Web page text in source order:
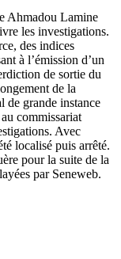
Ahmadou Lamine
les investigations.
des indices
à l’émission d’un
de sortie du
de la
de grande instance
commissariat
Avec
localisé puis arrêté.
pour la suite de la
par Seneweb.